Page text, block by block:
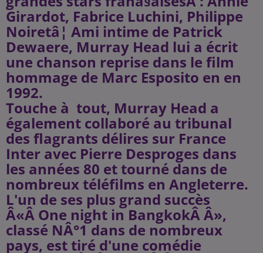
Girardot, Fabrice Luchini, Philippe
Noiretâ¦ Ami intime de Patrick
Dewaere, Murray Head lui a écrit
une chanson reprise dans le film
hommage de Marc Esposito en en
1992.
Touche à tout, Murray Head a
également collaboré au tribunal
des flagrants délires sur France
Inter avec Pierre Desproges dans
les années 80 et tourné dans de
nombreux téléfilms en Angleterre.
L'un de ses plus grand succès
Â«Â One night in BangkokÂ Â»,
classé NÂ°1 dans de nombreux
pays, est tiré d'une comédie